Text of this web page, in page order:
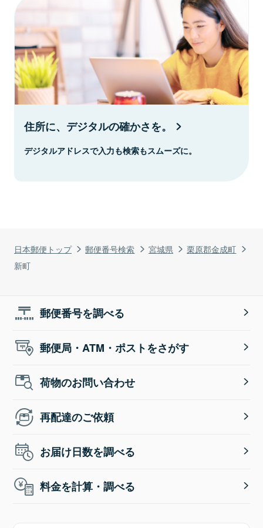
日本郵便トップ 郵便番号検索 宮城県
栗原郡金成町
新町
住所に、デジタルの確かさを。
デジタルアドレスで入力も検索もスムーズに。
郵便番号を調べる
郵便局・ATM・ポストをさがす
荷物のお問い合わせ
再配達のご依頼
お届け日数を調べる
料金を計算・調べる